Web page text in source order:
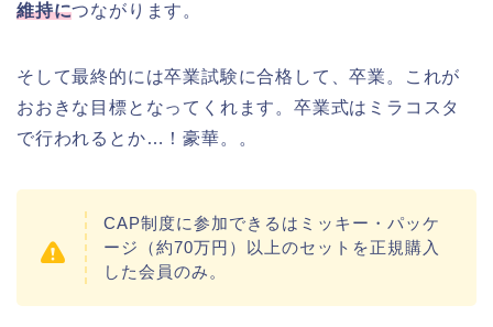
維持につながります。
そして最終的には卒業試験に合格して、卒業。これが
おおきな目標となってくれます。卒業式はミラコスタ
で行われるとか…！豪華。。
CAP制度に参加できるはミッキー・パッケ
ージ（約70万円）以上のセットを正規購入
した会員のみ。